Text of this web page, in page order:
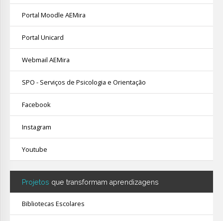
Portal Moodle AEMira
Portal Unicard
Webmail AEMira
SPO - Serviços de Psicologia e Orientação
Facebook
Instagram
Youtube
Projetos que transformam aprendizagens
Bibliotecas Escolares